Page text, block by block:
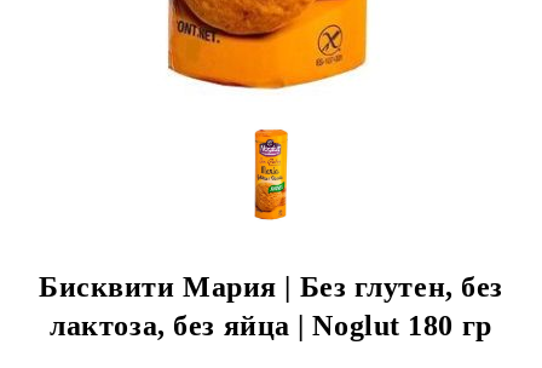
Бисквити Мария | Без глутен, без
лактоза, без яйца | Noglut 180 гр